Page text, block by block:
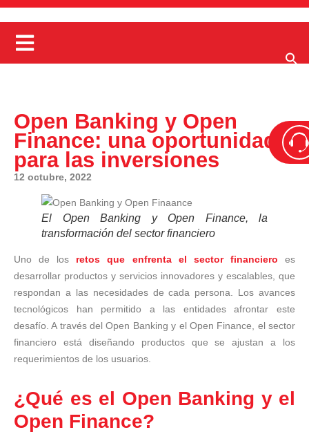
Open Banking y Open
Finance: una oportunidad
para las inversiones
12 octubre, 2022
El Open Banking y Open Finance, la
transformación del sector financiero
Uno de los retos que enfrenta el sector financiero es
desarrollar productos y servicios innovadores y escalables, que
respondan a las necesidades de cada persona. Los avances
tecnológicos han permitido a las entidades afrontar este
desafío. A través del Open Banking y el Open Finance, el sector
financiero está diseñando productos que se ajustan a los
requerimientos de los usuarios.
¿Qué es el Open Banking y el
Open Finance?